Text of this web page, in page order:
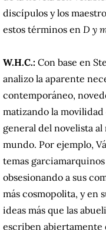
discípulos y los
estos términos en D y
W.H.C.: Con base en
analizo la aparente
contemporáneo,
matizando la
general del novelista
mundo. Por ejemplo,
temas
obsesionando a sus
más cosmopolita, y en
ideas más que las
escriben abiertamente